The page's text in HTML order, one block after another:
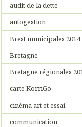
audit de la dette
autogestion
Brest municipales 2014
Bretagne
Bretagne régionales
carte KorriGo
cinéma art et essai
communication